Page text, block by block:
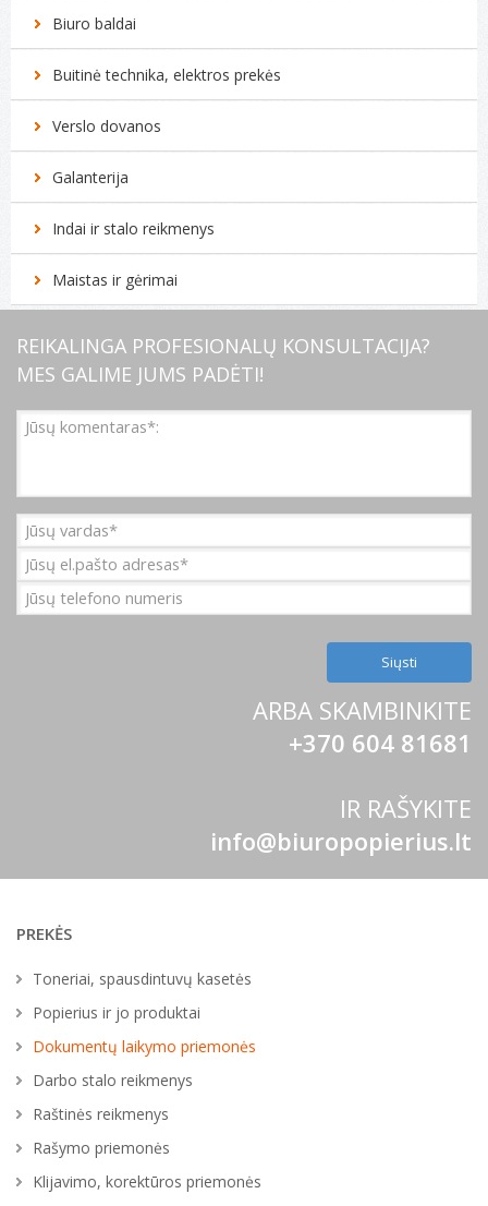
Biuro baldai
Buitinė technika, elektros prekės
Verslo dovanos
Galanterija
Indai ir stalo reikmenys
Maistas ir gėrimai
REIKALINGA PROFESIONALŲ KONSULTACIJA?
MES GALIME JUMS PADĖTI!
ARBA SKAMBINKITE
+370 604 81681
IR RAŠYKITE
info@biuropopierius.lt
PREKĖS
Toneriai, spausdintuvų kasetės
Popierius ir jo produktai
Dokumentų laikymo priemonės
Darbo stalo reikmenys
Raštinės reikmenys
Rašymo priemonės
Klijavimo, korektūros priemonės